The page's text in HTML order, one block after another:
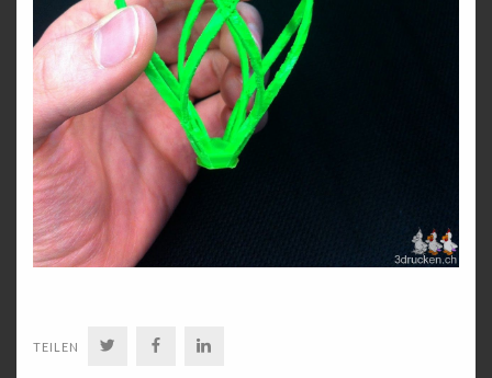
TEILEN TWITTERFACEBOOK